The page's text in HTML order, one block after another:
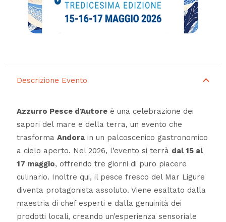
Descrizione Evento
Azzurro Pesce d’Autoreè una celebrazione dei
sapori del mare e della terra, un evento che
trasforma Andorain un palcoscenico gastronomico
a cielo aperto. Nel 2026, l’evento si terrà dal 15 al
17 maggio, offrendo tre giorni di puro piacere
culinario. Inoltre qui, il pesce fresco del Mar Ligure
diventa protagonista assoluto. Viene esaltato dalla
maestria di chef esperti e dalla genuinità dei
prodotti locali, creando un’esperienza sensoriale